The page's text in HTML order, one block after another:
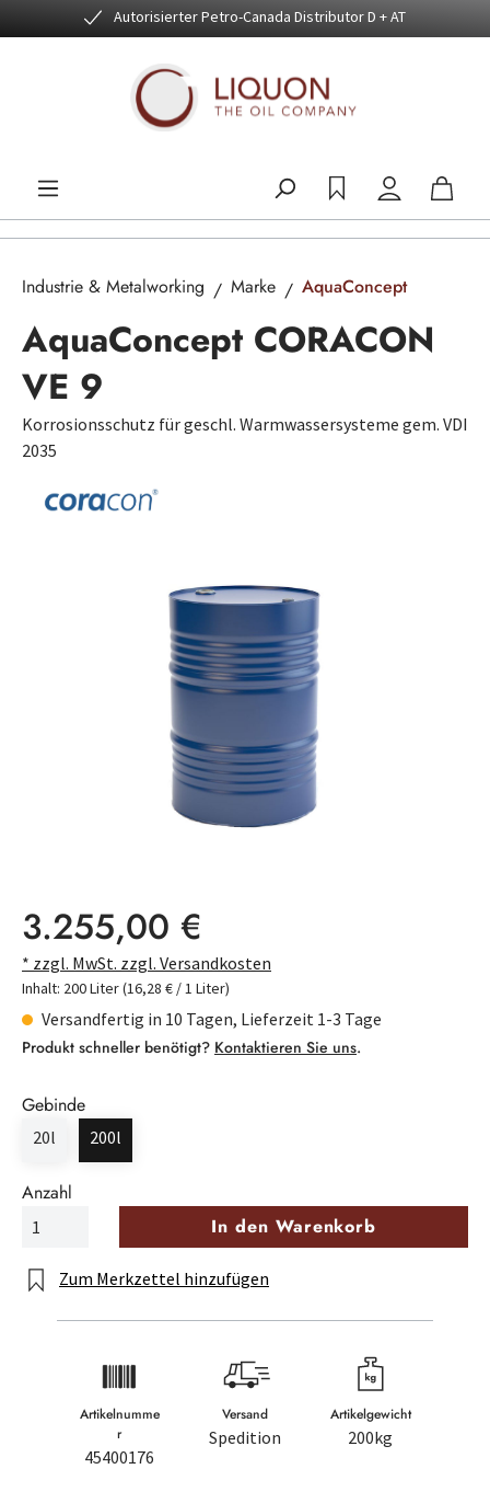
Zum Hauptinhalt springenAutorisierter Petro-Canada Distributor D + AT
Industrie & Metalworking Marke AquaConcept
AquaConcept CORACON
VE 9
Korrosionsschutz für geschl. Warmwassersysteme gem. VDI
2035
Bildergalerie überspringen
Regulärer Preis:
3.255,00 €
* zzgl. MwSt. zzgl. Versandkosten
Inhalt: 200 Liter(16,28 € / 1 Liter)
Versandfertig in 10 Tagen, Lieferzeit 1-3 Tage
Produkt schneller benötigt? Kontaktieren Sie uns.
Gebinde
20l 200l
Anzahl
In den Warenkorb
Zum Merkzettel hinzufügen
Artikelnumme
r
45400176
Versand
Spedition
Artikelgewicht
200kg